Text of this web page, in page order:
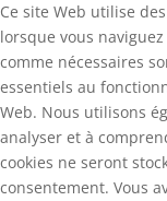
Ce site Web utilise
lorsque vous
comme nécessaires
essentiels au
Web. Nous utilisons
analyser et à
cookies ne seront
consentement. Vous